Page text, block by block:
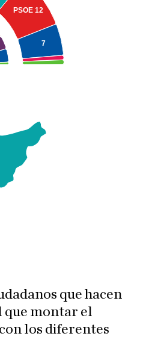
que hacen
que montar el
los diferentes